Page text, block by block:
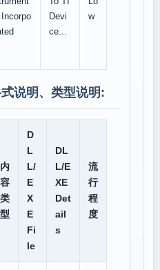
Devi
ce...
w
说明、类型说明:
内
容
类
型
D
L
L/
E
X
E
Fi
le
DL
L/E
XE
Det
ail
s
流
行
程
度